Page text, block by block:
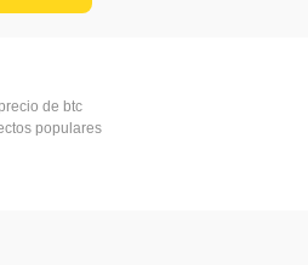
de btc
populares